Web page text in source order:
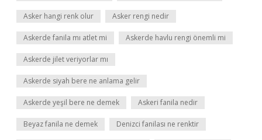
Asker hangi renk olur Asker rengi nedir
Askerde fanila mı atlet mi Askerde havlu rengi önemli mi
Askerde jilet veriyorlar mı
Askerde siyah bere ne anlama gelir
Askerde yeşil bere ne demek Askeri fanila nedir
Beyaz fanila ne demek Denizci fanilası ne renktir